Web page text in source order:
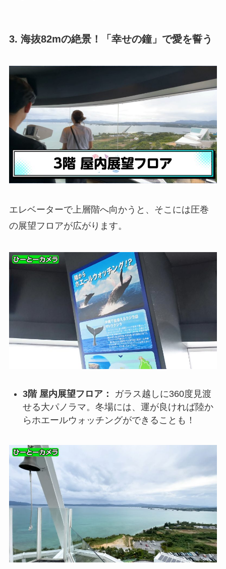
3. 海抜82mの絶景！「幸せの鐘」で愛を誓う
エレベーターで上層階へ向かうと、そこには圧巻
の展望フロアが広がります。
3階 屋内展望フロア：
ガラス越しに360度見渡
せる大パノラマ。冬場には、運が良ければ陸か
らホエールウォッチングができることも！